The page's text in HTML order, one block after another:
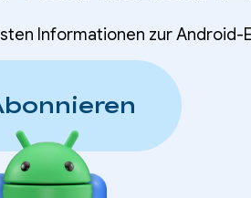
Informationen zur Android-